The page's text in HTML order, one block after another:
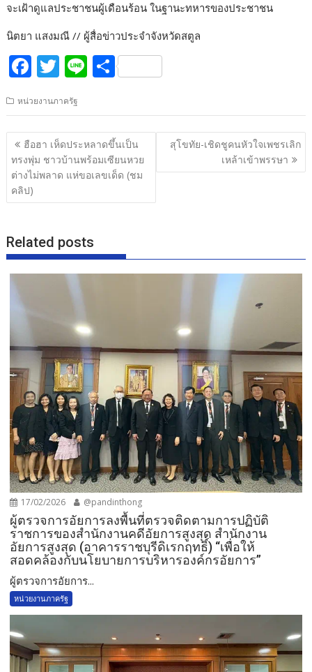
จะเฝ้าดูแลประชาชนผู้เดือนร้อน ในฐานะทหารของประชาชน
นิตยา แสงมณี // ผู้สื่อข่าวประจำจังหวัดสตูล
F
e
b
o
o
k
T
itt
er
Li
e
S
ar
e
หน่วยงานภาครัฐ
แนะแนว
เรื่อง
ฮือฮา เห็ดประหลาดขึ้นเป็น
ทรงพุ่ม ชาวบ้านพร้อมเซียนหวย
ต่างไม่พลาด แห่ขอเลขเด็ด (ชม
คลิป)
สุโขทัย-เชิดชูคนหัวใจเพชรเลิก
เหล้าเข้าพรรษา
Related posts
17/02/2026 @pandinthong
ผู้ตรวจการอัยการลงพื้นที่ตรวจติดตามการปฏิบัติ
ราชการของสำนักงานคดีอัยการสูงสุด สำนักงาน
อัยการสูงสุด (อาคารราชบุรีดิเรกฤทธิ์) “เพื่อให้
สอดคล้องกับนโยบายการบริหารองค์กรอัยการ”
ผู้ตรวจการอัยการ...
หน่วยงานภาครัฐ